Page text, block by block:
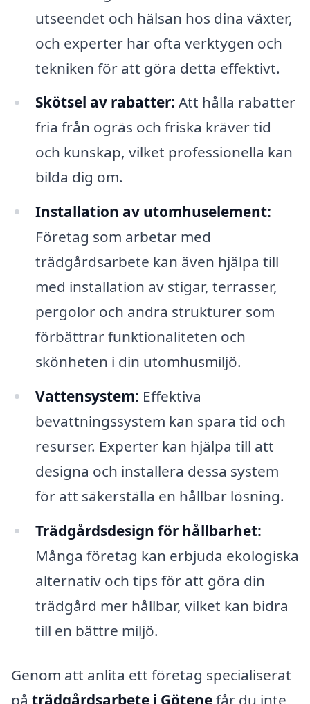
utseendet och hälsan hos dina växter,
och experter har ofta verktygen och
tekniken för att göra detta effektivt.
Skötsel av rabatter: Att hålla rabatter
fria från ogräs och friska kräver tid
och kunskap, vilket professionella kan
bilda dig om.
Installation av utomhuselement:
Företag som arbetar med
trädgårdsarbete kan även hjälpa till
med installation av stigar, terrasser,
pergolor och andra strukturer som
förbättrar funktionaliteten och
skönheten i din utomhusmiljö.
Vattensystem: Effektiva
bevattningssystem kan spara tid och
resurser. Experter kan hjälpa till att
designa och installera dessa system
för att säkerställa en hållbar lösning.
Trädgårdsdesign för hållbarhet:
Många företag kan erbjuda ekologiska
alternativ och tips för att göra din
trädgård mer hållbar, vilket kan bidra
till en bättre miljö.
Genom att anlita ett företag specialiserat
på trädgårdsarbete i Götenefår du inte